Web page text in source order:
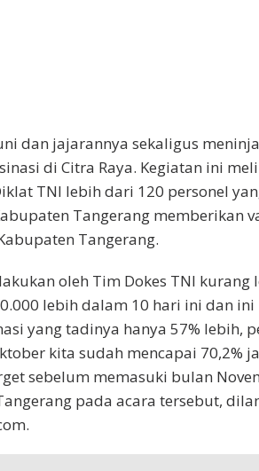
dan jajarannya sekaligus
di Citra Raya. Kegiatan ini
TNI lebih dari 120 personel
Tangerang memberikan
Tangerang.
oleh Tim Dokes TNI kurang
lebih dalam 10 hari ini dan
yang tadinya hanya 57% lebih,
kita sudah mencapai 70,2%
sebelum memasuki bulan
pada acara tersebut,